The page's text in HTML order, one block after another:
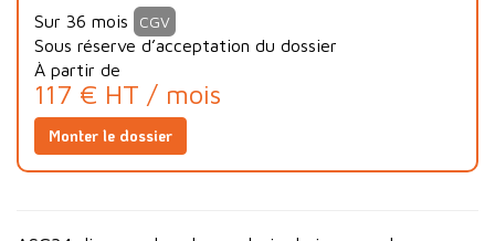
Sur 36 mois CGV
Sous réserve d’acceptation du dossier
À partir de
117 € HT / mois
Monter le dossier